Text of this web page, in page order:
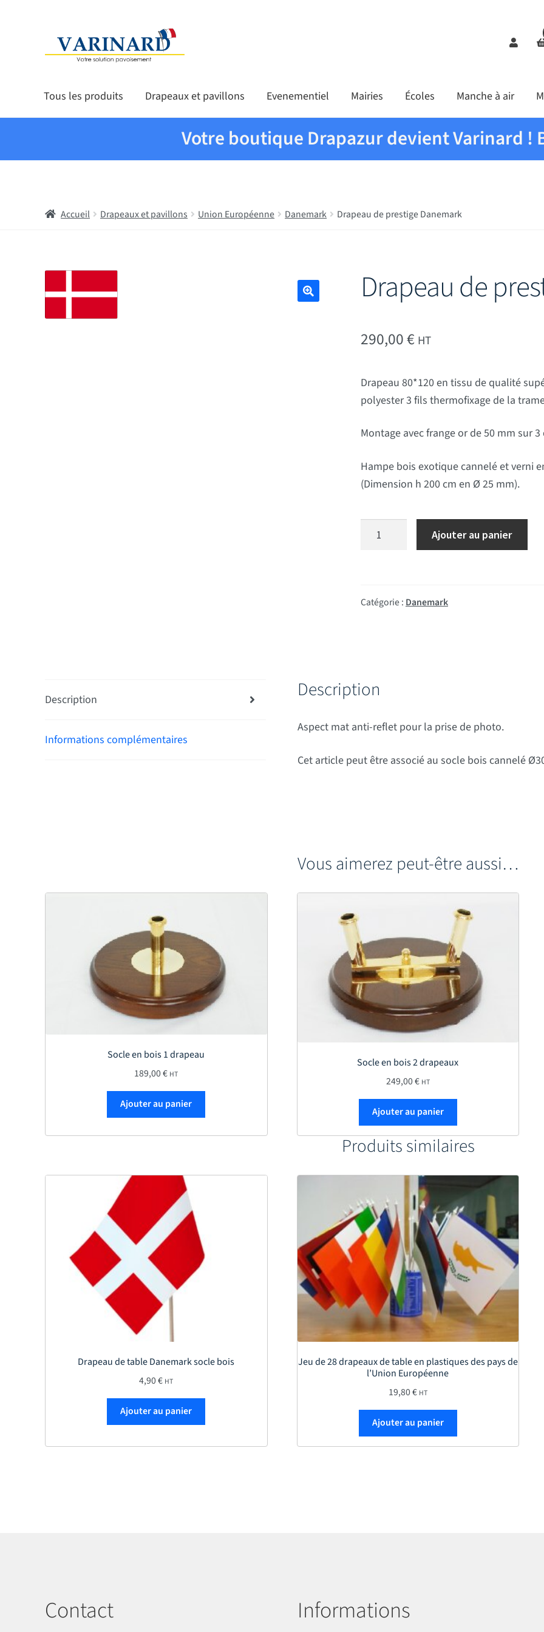
Aller à la navigation
Aller au contenu
Tous les produits Drapeaux et pavillons Evenementiel Mairies Écoles Manche à air
Votre boutique Drapazur devient Varinard !
Accueil Drapeaux et pavillons Union Européenne Danemark Drapeau de prestige Danemark
Drapeau de
290,00€ HT
Drapeau 80*120 en tissu de qualité
polyester 3 fils thermofixage de la
Montage avec frange or de 50 mm sur
Hampe bois exotique cannelé et verni
(Dimension h 200 cm en Ø 25 mm).
quantité de Drapeau de prestige
Ajouter au panier
Catégorie : Danemark
Description
Informations complémentaires
Description
Aspect mat anti-reflet pour la prise de photo.
Cet article peut être associé au socle bois cannelé
Vous aimerez peut-être aussi…
Socle en bois 1 drapeau
189,00€ HT
Ajouter au panier
Socle en bois 2 drapeaux
249,00€ HT
Ajouter au panier
Produits similaires
Drapeau de table Danemark socle bois
4,90€ HT
Ajouter au panier
Jeu de 28 drapeaux de table en plastiques des pays de
l’Union Européenne
19,80€ HT
Ajouter au panier
Contact Informations